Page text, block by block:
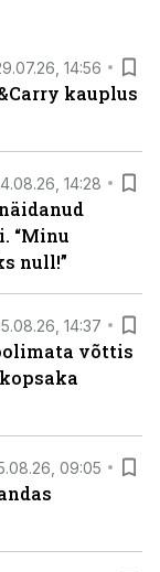
14:56
kauplus
14:28
“Minu
null!”
14:37
võttis
09:05